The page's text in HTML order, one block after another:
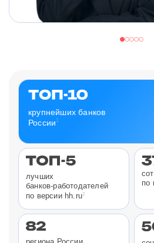
крупнейших банков
России 1
лучших
банков-работодателей
по версии hh.ru2
по